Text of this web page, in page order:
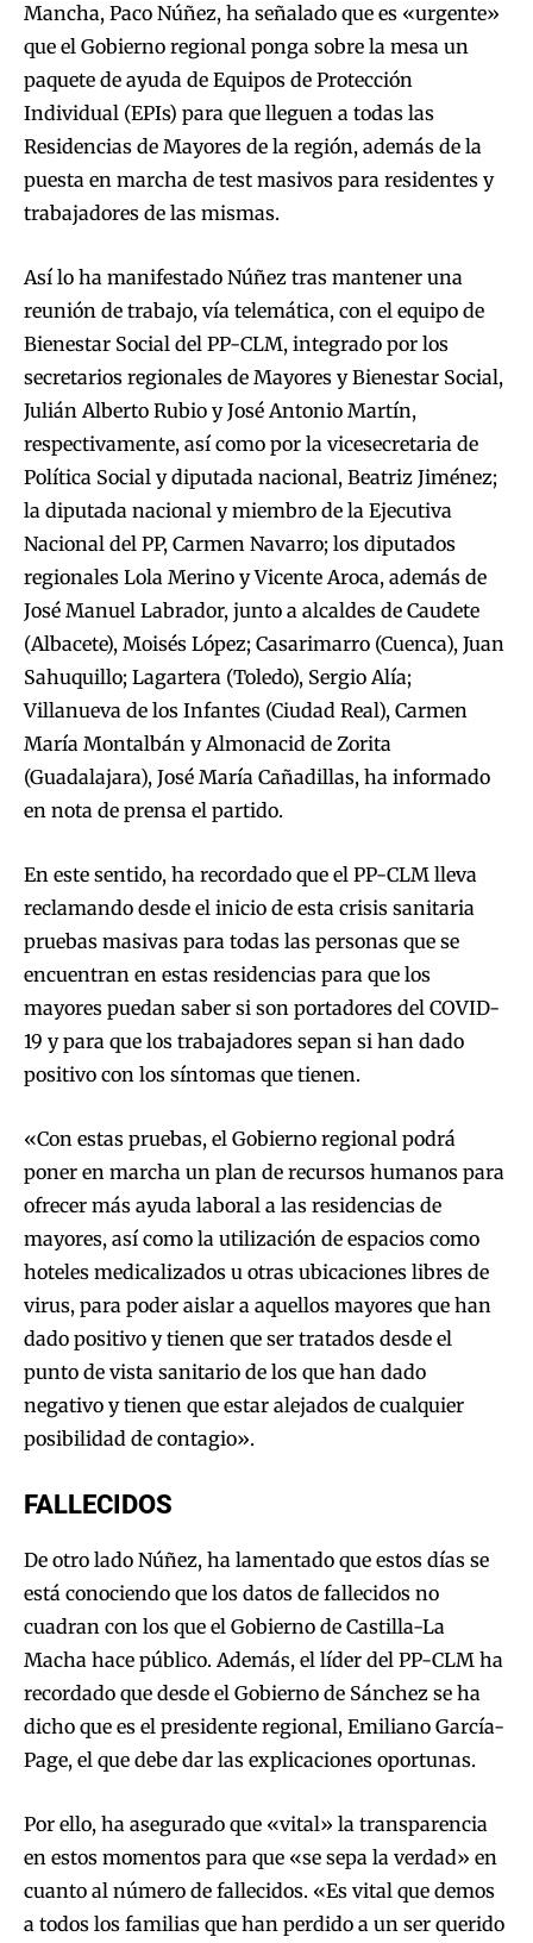
Mancha, Paco Núñez, ha señalado que es «urgente»
que el Gobierno regional ponga sobre la mesa un
paquete de ayuda de Equipos de Protección
Individual (EPIs) para que lleguen a todas las
Residencias de Mayores de la región, además de la
puesta en marcha de test masivos para residentes y
trabajadores de las mismas.
Así lo ha manifestado Núñez tras mantener una
reunión de trabajo, vía telemática, con el equipo de
Bienestar Social del PP-CLM, integrado por los
secretarios regionales de Mayores y Bienestar Social,
Julián Alberto Rubio y José Antonio Martín,
respectivamente, así como por la vicesecretaria de
Política Social y diputada nacional, Beatriz Jiménez;
la diputada nacional y miembro de la Ejecutiva
Nacional del PP, Carmen Navarro; los diputados
regionales Lola Merino y Vicente Aroca, además de
José Manuel Labrador, junto a alcaldes de Caudete
(Albacete), Moisés López; Casarimarro (Cuenca), Juan
Sahuquillo; Lagartera (Toledo), Sergio Alía;
Villanueva de los Infantes (Ciudad Real), Carmen
María Montalbán y Almonacid de Zorita
(Guadalajara), José María Cañadillas, ha informado
en nota de prensa el partido.
En este sentido, ha recordado que el PP-CLM lleva
reclamando desde el inicio de esta crisis sanitaria
pruebas masivas para todas las personas que se
encuentran en estas residencias para que los
mayores puedan saber si son portadores del COVID-
19 y para que los trabajadores sepan si han dado
positivo con los síntomas que tienen.
«Con estas pruebas, el Gobierno regional podrá
poner en marcha un plan de recursos humanos para
ofrecer más ayuda laboral a las residencias de
mayores, así como la utilización de espacios como
hoteles medicalizados u otras ubicaciones libres de
virus, para poder aislar a aquellos mayores que han
dado positivo y tienen que ser tratados desde el
punto de vista sanitario de los que han dado
negativo y tienen que estar alejados de cualquier
posibilidad de contagio».
FALLECIDOS
De otro lado Núñez, ha lamentado que estos días se
está conociendo que los datos de fallecidos no
cuadran con los que el Gobierno de Castilla-La
Macha hace público. Además, el líder del PP-CLM ha
recordado que desde el Gobierno de Sánchez se ha
dicho que es el presidente regional, Emiliano García-
Page, el que debe dar las explicaciones oportunas.
Por ello, ha asegurado que «vital» la transparencia
en estos momentos para que «se sepa la verdad» en
cuanto al número de fallecidos. «Es vital que demos
a todos los familias que han perdido a un ser querido